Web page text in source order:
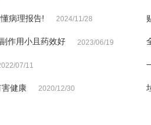
病理报告! 2024/11/28
作用小且药效好 2023/06/19
07/11
健康 2020/12/30